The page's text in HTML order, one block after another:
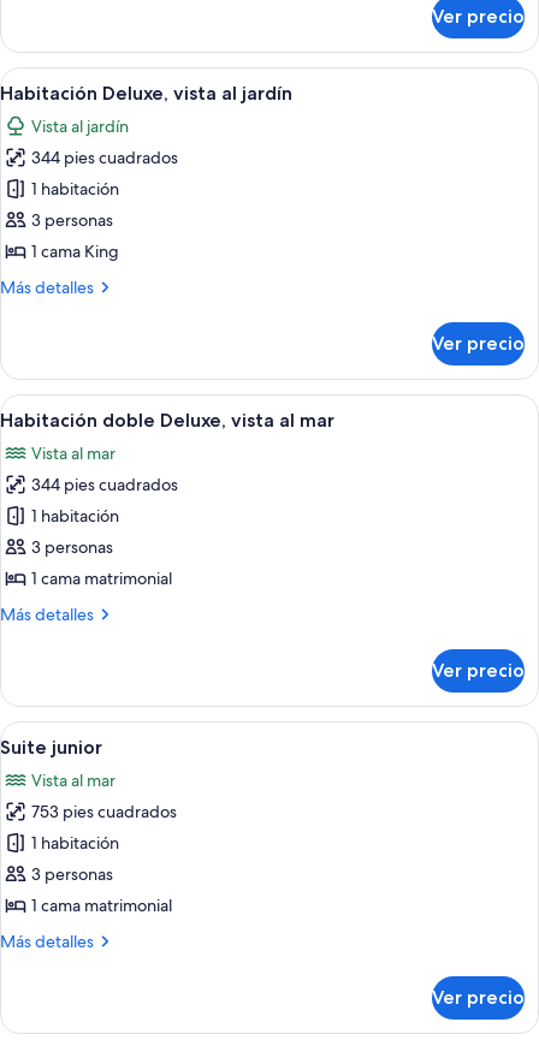
doble
superior
Ver precio
Abrir
todas
las
fotos
de
Habitación
Deluxe,
al
Una habitación de hotel con una
4
Habitación Deluxe, vista al jardín
Vista al jardín
344 pies cuadrados
1 habitación
3 personas
1 cama King
Más detalles
Más
Deluxe,
vista
al
Ver precio
Abrir
todas
las
fotos
de
Habitación
doble
vista
Habitación de hotel con una cama
4
Habitación doble Deluxe, vista al mar
Vista al mar
344 pies cuadrados
1 habitación
3 personas
1 cama matrimonial
Más detalles
Más
doble
Deluxe,
vista
mar
Ver precio
Abrir
todas
las
fotos
de
Suite
junior
Habitación de hotel con una cama
2
Suite junior
Vista al mar
753 pies cuadrados
1 habitación
3 personas
1 cama matrimonial
Más detalles
Más
junior
Ver precio